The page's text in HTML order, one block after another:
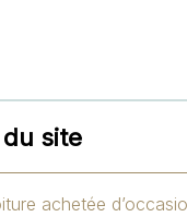
site
achetée